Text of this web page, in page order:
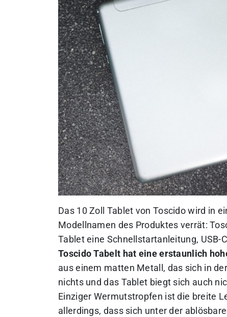
Das 10 Zoll Tablet von Toscido wird in
Modellnamen des Produktes verrät:
Tablet eine Schnellstartanleitung, USB-
Toscido Tabelt hat eine erstaunlich
aus einem matten Metall, das sich in
nichts und das Tablet biegt sich auch
Einziger Wermutstropfen ist die breite
allerdings, dass sich unter der